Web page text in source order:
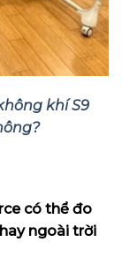
khí S9
có thể đo
ngoài trời